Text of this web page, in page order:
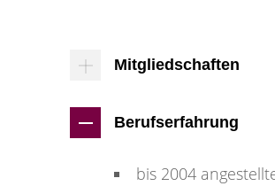
Mitgliedschaften
Berufserfahrung
bis 2004